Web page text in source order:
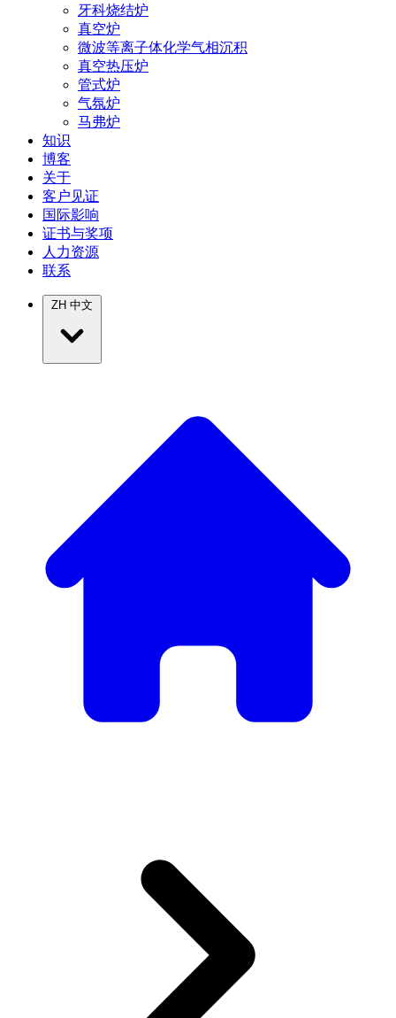
牙科烧结炉
真空炉
微波等离子体化学气相沉积
真空热压炉
管式炉
气氛炉
马弗炉
知识
博客
关于
客户见证
国际影响
证书与奖项
人力资源
联系
ZH 中文